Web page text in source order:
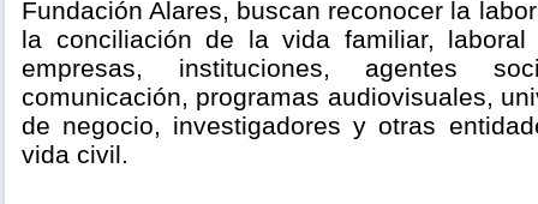
Fundación Alares, buscan reconocer la
la conciliación de la vida familiar, laboral
empresas, instituciones, agentes
comunicación, programas audiovisuales,
de negocio, investigadores y otras
vida civil.